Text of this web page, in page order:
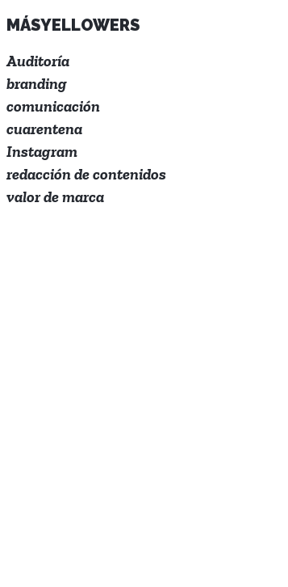
MÁSYELLOWERS
Auditoría
branding
comunicación
cuarentena
Instagram
redacción de contenidos
valor de marca